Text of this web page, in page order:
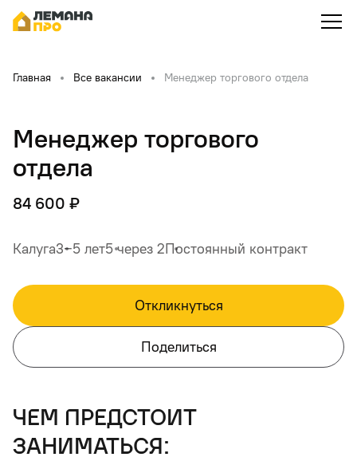
Главная Все вакансии Менеджер торгового отдела
Менеджер торгового
отдела
84 600 ₽
Калуга3‒5 лет5 через 2Постоянный контракт
Откликнуться
Поделиться
чем предстоит
заниматься: